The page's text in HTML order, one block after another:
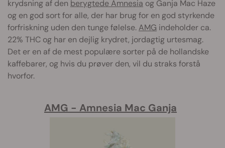
krydsning af den berygtede Amnesia og Ganja Mac Haze
og en god sort for alle, der har brug for en god styrkende
forfriskning uden den tunge følelse.AMG indeholder ca.
22% THC og har en dejlig krydret, jordagtig urtesmag.
Det er en af de mest populære sorter på de hollandske
kaffebarer, og hvis du prøver den, vil du straks forstå
hvorfor.
AMG - Amnesia Mac Ganja